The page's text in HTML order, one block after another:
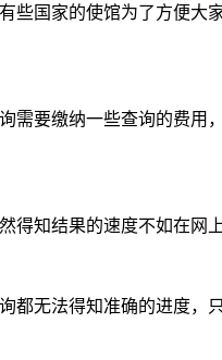
国家的使馆为了方便大
要缴纳一些查询的费用
知结果的速度不如在网
法得知准确的进度，